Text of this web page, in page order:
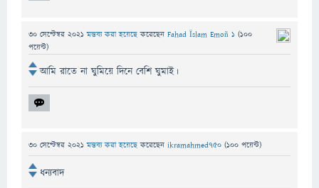
30 সেপ্টেম্বর 2021 মন্তব্য করা হয়েছেকরেছেন Fahad Ïslam Emoñ 1 (100
পয়েন্ট)
আমি রাতে না ঘুমিয়ে দিনে বেশি ঘুমাই।
30 সেপ্টেম্বর 2021 মন্তব্য করা হয়েছেকরেছেন ikramahmed750 (100 পয়েন্ট)
ধন্যবাদ